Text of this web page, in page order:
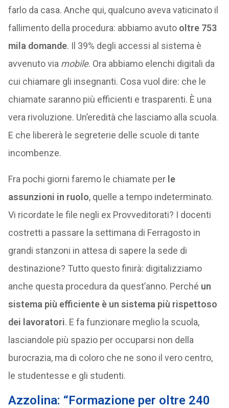
farlo da casa. Anche qui, qualcuno aveva vaticinato il
fallimento della procedura: abbiamo avuto oltre 753
mila domande. Il 39% degli accessi al sistema è
avvenuto via mobile. Ora abbiamo elenchi digitali da
cui chiamare gli insegnanti. Cosa vuol dire: che le
chiamate saranno più efficienti e trasparenti. È una
vera rivoluzione. Un’eredità che lasciamo alla scuola.
E che libererà le segreterie delle scuole di tante
incombenze.
Fra pochi giorni faremo le chiamate per le
assunzioni in ruolo, quelle a tempo indeterminato.
Vi ricordate le file negli ex Provveditorati? I docenti
costretti a passare la settimana di Ferragosto in
grandi stanzoni in attesa di sapere la sede di
destinazione? Tutto questo finirà: digitalizziamo
anche questa procedura da quest’anno. Perché un
sistema più efficiente è un sistema più rispettoso
dei lavoratori. E fa funzionare meglio la scuola,
lasciandole più spazio per occuparsi non della
burocrazia, ma di coloro che ne sono il vero centro,
le studentesse e gli studenti.
Azzolina: “Formazione per oltre 240